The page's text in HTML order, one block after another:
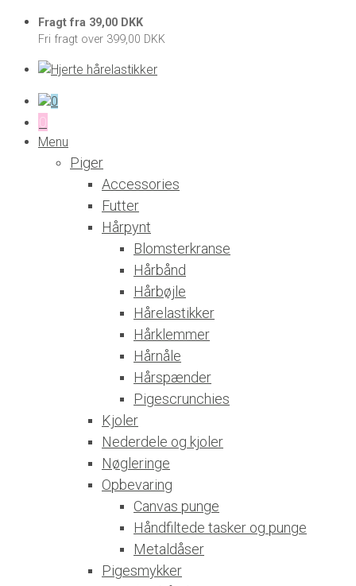
Fragt fra 39,00 DKK
Fri fragt over 399,00 DKK
0
0
Menu
Piger
Accessories
Futter
Hårpynt
Blomsterkranse
Hårbånd
Hårbøjle
Hårelastikker
Hårklemmer
Hårnåle
Hårspænder
Pigescrunchies
Kjoler
Nederdele og kjoler
Nøgleringe
Opbevaring
Canvas punge
Håndfiltede tasker og punge
Metaldåser
Pigesmykker